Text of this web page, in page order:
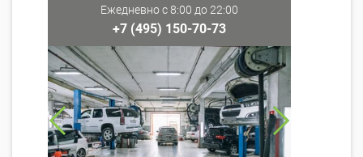
Ежедневно с 8:00 до 22:00
+7 (495) 150-70-73